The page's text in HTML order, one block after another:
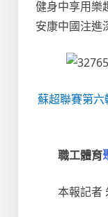
健身中享用樂
安康中國注進
蘇超聯賽第
職工體育
本報記者